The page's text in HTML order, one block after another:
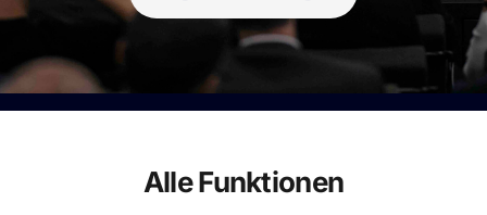
Alle Funktionen